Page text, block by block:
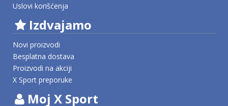
Uslovi korišćenja
Izdvajamo
Novi proizvodi
Besplatna dostava
Proizvodi na akciji
X Sport preporuke
Moj X Sport